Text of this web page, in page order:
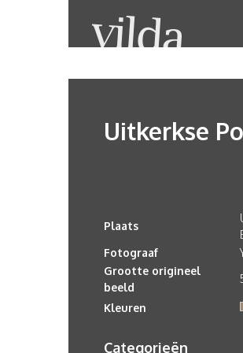
Uitkerkse
Plaats
Fotograaf
Grootte origineel
beeld
Kleuren
Categorieën